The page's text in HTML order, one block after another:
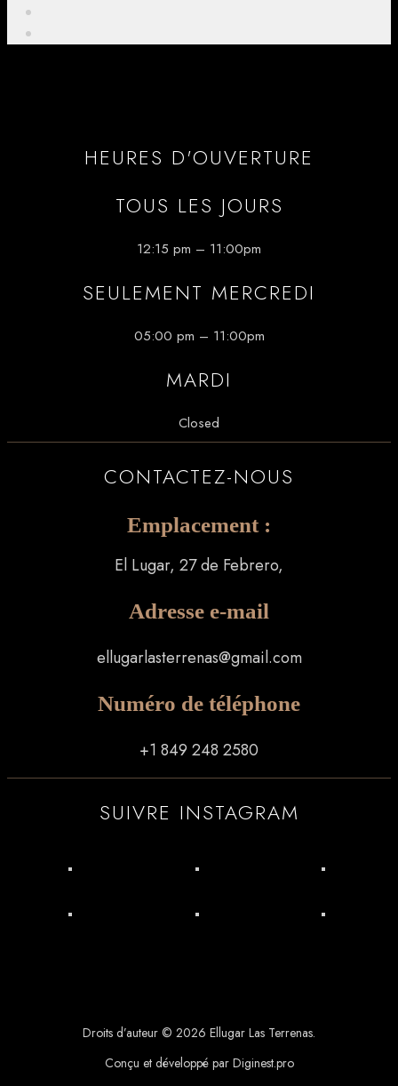
HEURES D'OUVERTURE
TOUS LES JOURS
12:15 pm – 11:00pm
SEULEMENT MERCREDI
05:00 pm – 11:00pm
MARDI
Closed
CONTACTEZ-NOUS
Emplacement :
El Lugar, 27 de Febrero,
Adresse e-mail
ellugarlasterrenas@gmail.com
Numéro de téléphone
+1 849 248 2580
SUIVRE INSTAGRAM
Droits d’auteur © 2026 Ellugar Las Terrenas.
Conçu et développé par Diginest.pro